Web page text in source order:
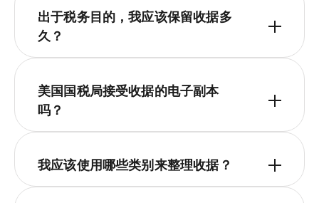
出于税务目的，我应该保留收据多
久？
美国国税局接受收据的电子副本
吗？
我应该使用哪些类别来整理收据？